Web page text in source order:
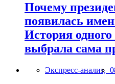
Почему
появилась
История одного
выбрала сама
Экспресс-анализ,